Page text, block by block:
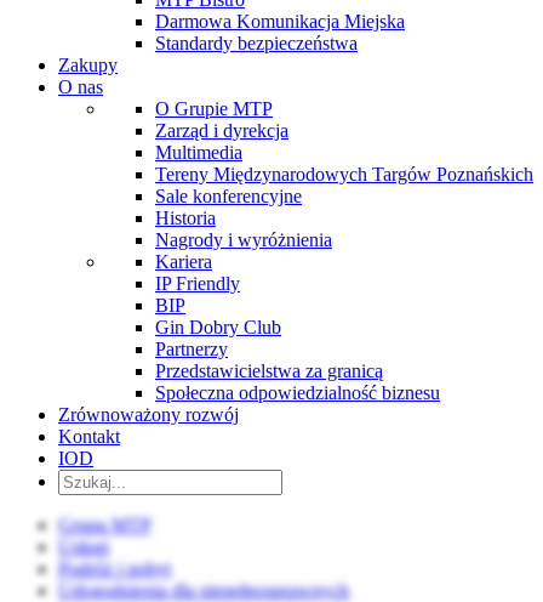
Darmowa Komunikacja Miejska
Standardy bezpieczeństwa
Zakupy
O nas
O Grupie MTP
Zarząd i dyrekcja
Multimedia
Tereny Międzynarodowych Targów Poznańskich
Sale konferencyjne
Historia
Nagrody i wyróżnienia
Kariera
IP Friendly
BIP
Gin Dobry Club
Partnerzy
Przedstawicielstwa za granicą
Społeczna odpowiedzialność biznesu
Zrównoważony rozwój
Kontakt
IOD
Grupa MTP
Usługi
Podróż i pobyt
Udogodnienia dla niepełnosprawnych